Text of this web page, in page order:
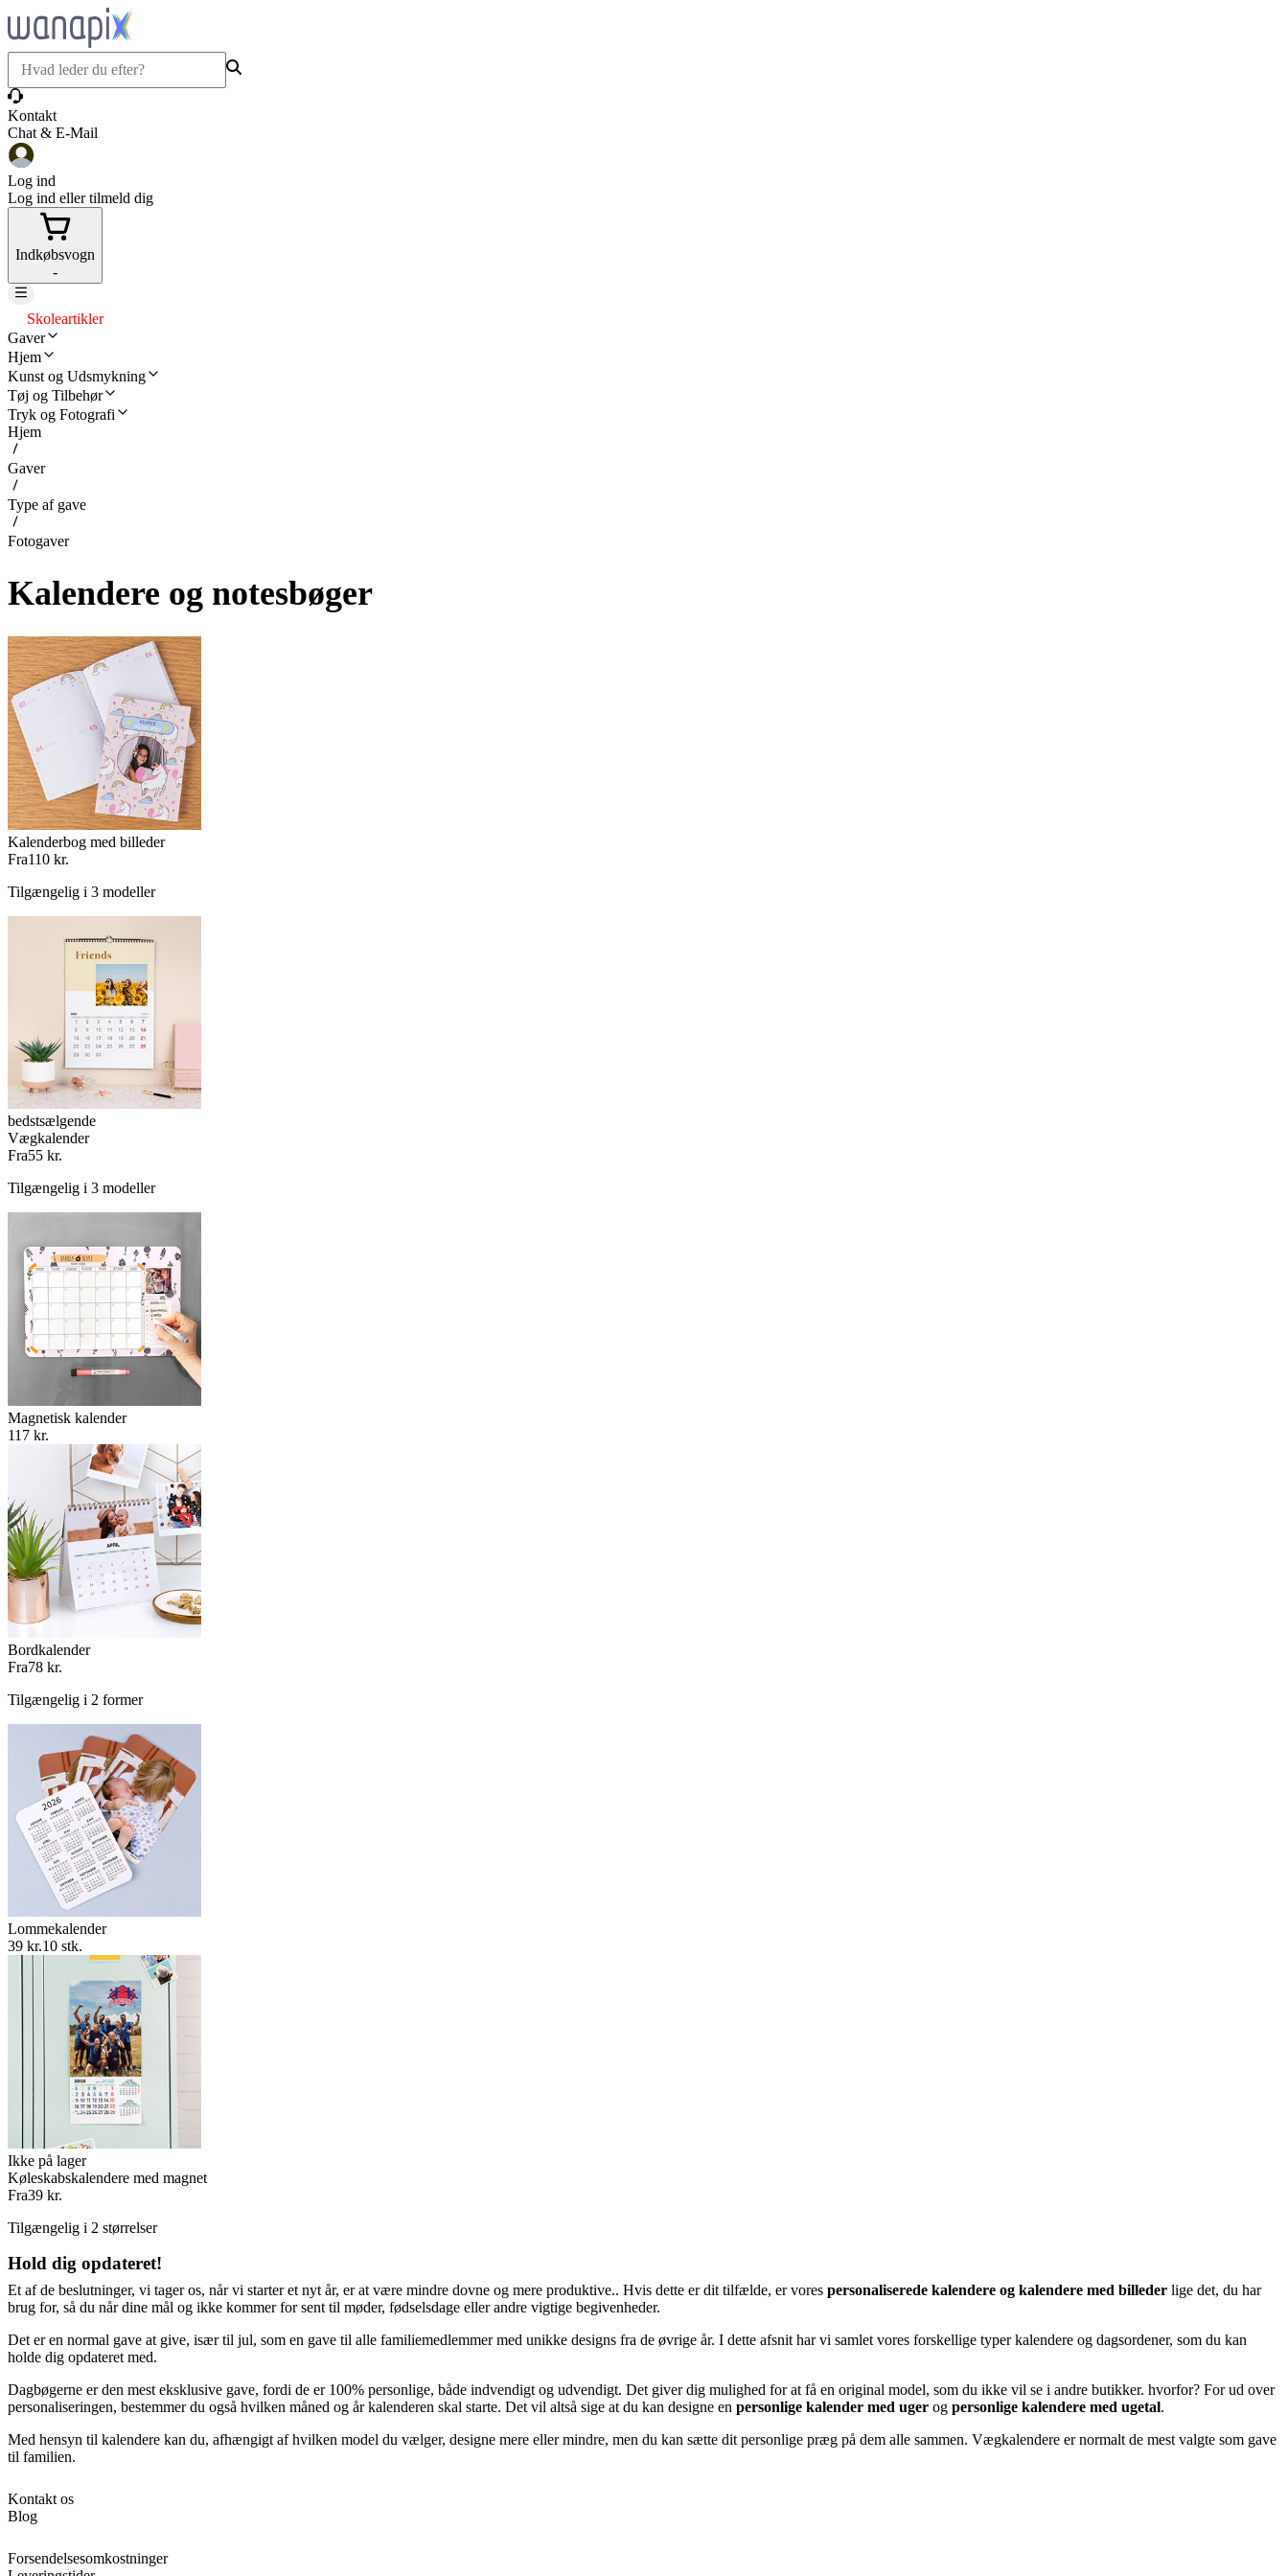
Kontakt
Chat & E-Mail
Log ind
Log ind eller tilmeld dig
Indkøbsvogn
-
Skoleartikler
Gaver
Hjem
Kunst og Udsmykning
Tøj og Tilbehør
Tryk og Fotografi
Hjem
Gaver
Type af gave
Fotogaver
Kalendere og notesbøger
Kalenderbog med billeder
Fra110 kr.
Tilgængelig i 3 modeller
bedstsælgende
Vægkalender
Fra55 kr.
Tilgængelig i 3 modeller
Magnetisk kalender
117 kr.
Bordkalender
Fra78 kr.
Tilgængelig i 2 former
Lommekalender
39 kr.10 stk.
Ikke på lager
Køleskabskalendere med magnet
Fra39 kr.
Tilgængelig i 2 størrelser
Hold dig opdateret!
Et af de beslutninger, vi tager os, når vi starter et nyt år, er at være mindre dovne og mere produktive.. Hvis dette er dit tilfælde, er vores personaliserede kalendere og kalendere med billeder lige det, du har
brug for, så du når dine mål og ikke kommer for sent til møder, fødselsdage eller andre vigtige begivenheder.
Det er en normal gave at give, især til jul, som en gave til alle familiemedlemmer med unikke designs fra de øvrige år. I dette afsnit har vi samlet vores forskellige typer kalendere og dagsordener, som du kan
holde dig opdateret med.
Dagbøgerne er den mest eksklusive gave, fordi de er 100% personlige, både indvendigt og udvendigt. Det giver dig mulighed for at få en original model, som du ikke vil se i andre butikker. hvorfor? For ud over
personaliseringen, bestemmer du også hvilken måned og år kalenderen skal starte. Det vil altså sige at du kan designe en personlige kalender med uger og personlige kalendere med ugetal.
Med hensyn til kalendere kan du, afhængigt af hvilken model du vælger, designe mere eller mindre, men du kan sætte dit personlige præg på dem alle sammen. Vægkalendere er normalt de mest valgte som gave
til familien.
Kontakt os
Blog
Forsendelsesomkostninger